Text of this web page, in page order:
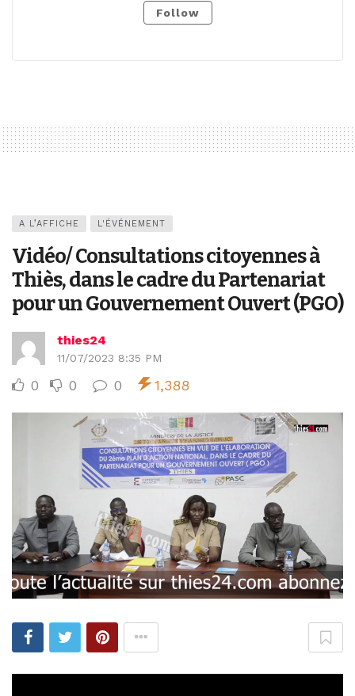
Follow
A L’AFFICHE L'ÉVÉNEMENT
Vidéo/ Consultations citoyennes à
Thiès, dans le cadre du Partenariat
pour un Gouvernement Ouvert (PGO)
thies24
11/07/2023 8:35 PM
0 0 0 1,388